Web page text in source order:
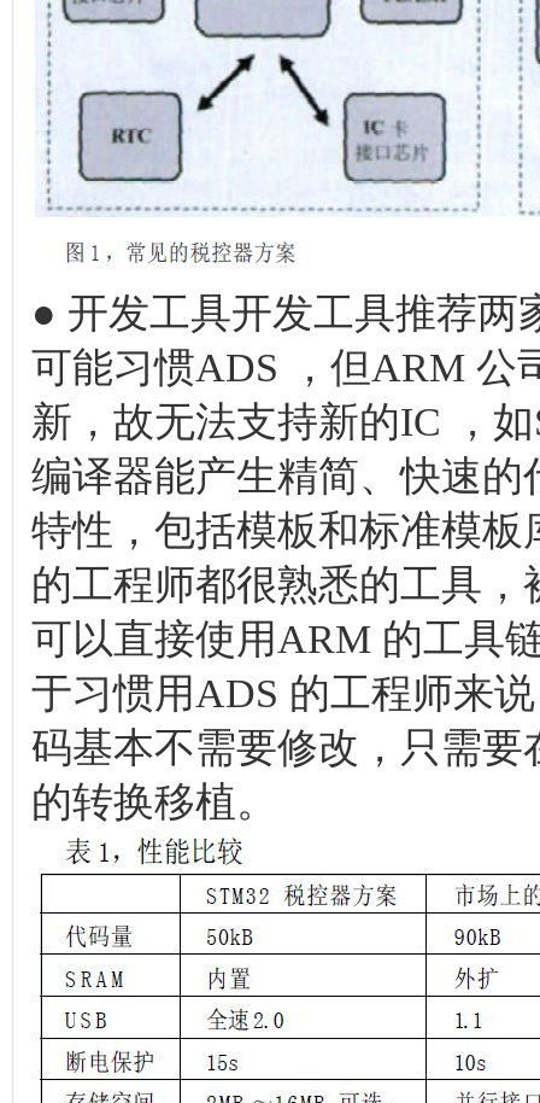
● 开发工具开发工具推荐
可能习惯ADS ，但ARM 公
新，故无法支持新的IC ，
编译器能产生精简、快速
特性，包括模板和标准模
的工程师都很熟悉的工具
可以直接使用ARM 的工具
于习惯用ADS 的工程师来
码基本不需要修改，只需
的转换移植。